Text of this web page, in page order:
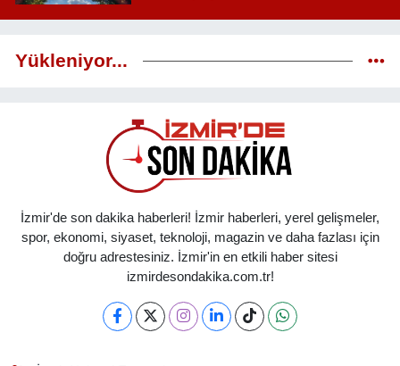
Yükleniyor...
İzmir'de son dakika haberleri! İzmir haberleri, yerel gelişmeler,
spor, ekonomi, siyaset, teknoloji, magazin ve daha fazlası için
doğru adrestesiniz. İzmir'in en etkili haber sitesi
izmirdesondakika.com.tr!